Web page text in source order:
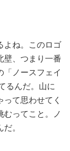
よね。このロゴ
壁、つまり一番
ノースフェイ
るんだ。山に
て思わせてく
ってこと。ノ
。